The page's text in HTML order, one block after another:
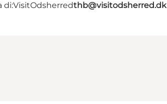
di:VisitOdsherredthb@visitodsherred.dk